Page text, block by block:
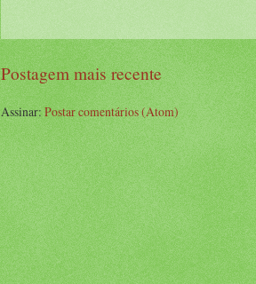
Postagem mais recente
Assinar:Postar comentários (Atom)